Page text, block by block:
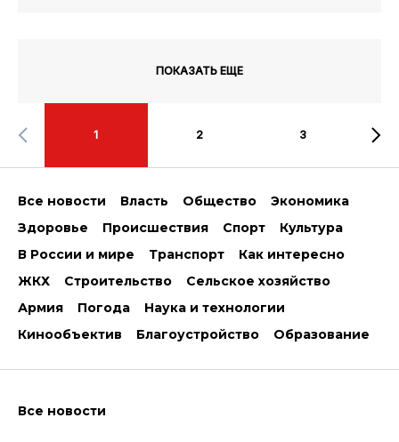
ПОКАЗАТЬ ЕЩЕ
1 2 3
Все новости Власть Общество
Экономика
Здоровье
Происшествия Спорт
Культура
В России и мире
Транспорт
Как интересно
ЖКХ
Строительство
Сельское хозяйство
Армия
Погода
Наука и технологии
Кинообъектив
Благоустройство Образование
Все новости